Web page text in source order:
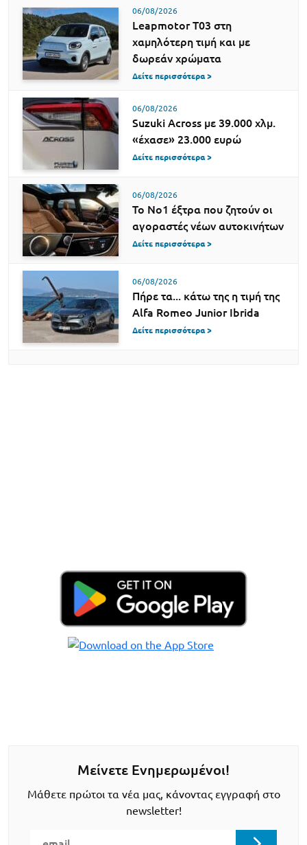
06/08/2026
Leapmotor T03 στη
χαμηλότερη τιμή και με
δωρεάν χρώματα
Δείτε περισσότερα >
06/08/2026
Suzuki Across με 39.000 χλμ.
«έχασε» 23.000 ευρώ
Δείτε περισσότερα >
06/08/2026
Το Νο1 έξτρα που ζητούν οι
αγοραστές νέων αυτοκινήτων
Δείτε περισσότερα >
06/08/2026
Πήρε τα... κάτω της η τιμή της
Alfa Romeo Junior Ibrida
Δείτε περισσότερα >
Μείνετε Ενημερωμένοι!
Μάθετε πρώτοι τα νέα μας, κάνοντας εγγραφή στο
newsletter!